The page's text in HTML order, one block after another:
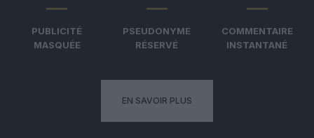
PUBLICITÉ
MASQUÉE
PSEUDONYME
RÉSERVÉ
COMMENTAIRE
INSTANTANÉ
EN SAVOIR PLUS